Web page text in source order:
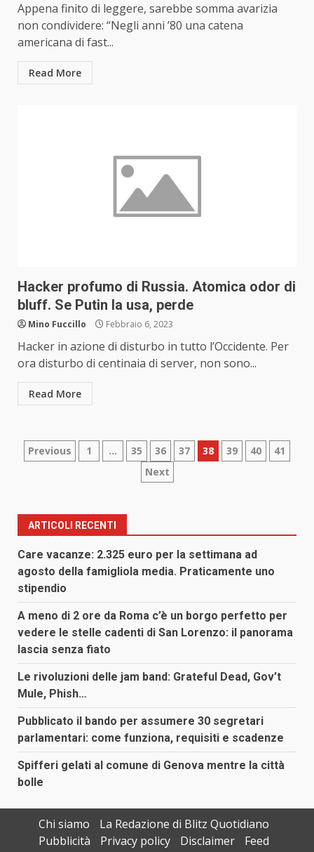
Appena finito di leggere, sarebbe somma avarizia
non condividere: “Negli anni ’80 una catena
americana di fast...
Read More
Hacker profumo di Russia. Atomica odor di
bluff. Se Putin la usa, perde
Mino Fuccillo Febbraio 6, 2023
Hacker in azione di disturbo in tutto l’Occidente. Per
ora disturbo di centinaia di server, non sono...
Read More
Paginazione
articoli
Previous 1 … 35 36 37 38 39 40
41
Next
ARTICOLI RECENTI
Care vacanze: 2.325 euro per la settimana ad
agosto della famigliola media. Praticamente uno
stipendio
A meno di 2 ore da Roma c’è un borgo perfetto per
vedere le stelle cadenti di San Lorenzo: il panorama
lascia senza fiato
Le rivoluzioni delle jam band: Grateful Dead, Gov’t
Mule, Phish…
Pubblicato il bando per assumere 30 segretari
parlamentari: come funziona, requisiti e scadenze
Spifferi gelati al comune di Genova mentre la città
bolle
Chi siamo
La Redazione di Blitz Quotidiano
Pubblicità
Privacy policy Disclaimer Feed